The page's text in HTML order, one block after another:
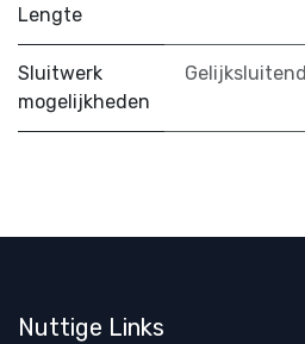
Lengte
Sluitwerk
mogelijkheden
Gelijksluitend
Nuttige Links